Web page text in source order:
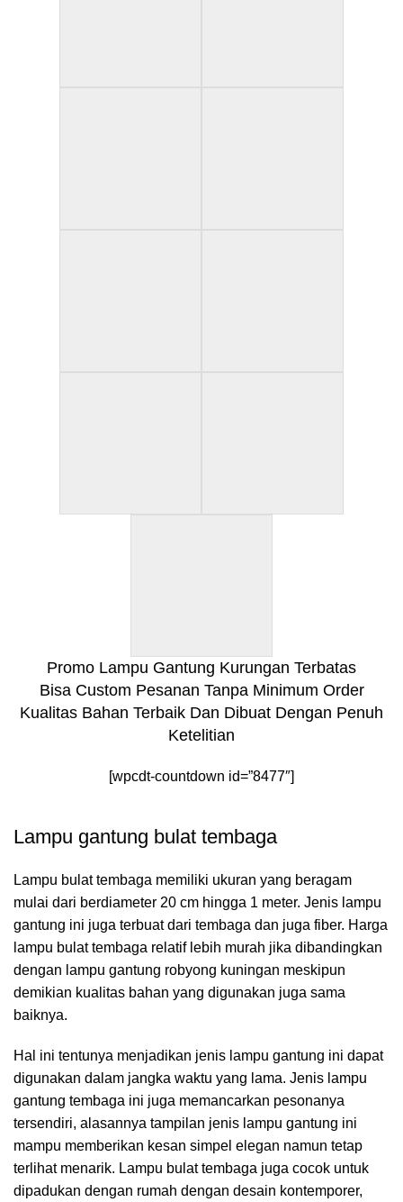
Promo Lampu Gantung Kurungan Terbatas
Bisa Custom Pesanan Tanpa Minimum Order
Kualitas Bahan Terbaik Dan Dibuat Dengan Penuh
Ketelitian
[wpcdt-countdown id=”8477″]
Lampu gantung bulat tembaga
Lampu bulat tembaga memiliki ukuran yang beragam
mulai dari berdiameter 20 cm hingga 1 meter. Jenis lampu
gantung ini juga terbuat dari tembaga dan juga fiber. Harga
lampu bulat tembaga relatif lebih murah jika dibandingkan
dengan lampu gantung robyong kuningan meskipun
demikian kualitas bahan yang digunakan juga sama
baiknya.
Hal ini tentunya menjadikan jenis lampu gantung ini dapat
digunakan dalam jangka waktu yang lama. Jenis lampu
gantung tembaga ini juga memancarkan pesonanya
tersendiri, alasannya tampilan jenis lampu gantung ini
mampu memberikan kesan simpel elegan namun tetap
terlihat menarik. Lampu bulat tembaga juga cocok untuk
dipadukan dengan rumah dengan desain kontemporer,